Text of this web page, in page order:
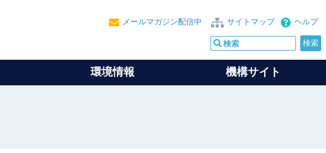
ヘルプ
サイトマップ
メールマガジン配信中
環境情報 機構サイト